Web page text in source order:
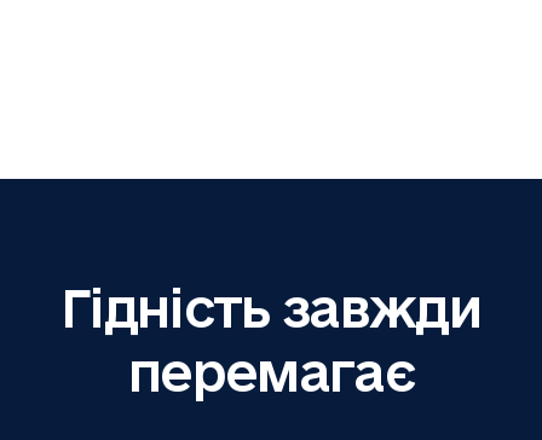
Гідність завжди
перемагає